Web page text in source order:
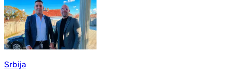
Srbija